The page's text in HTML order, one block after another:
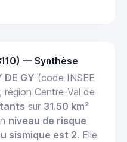
— Synthèse
DE GY (code INSEE
région Centre-Val de
sur 31.50 km²
niveau de risque
sismique est 2. Elle